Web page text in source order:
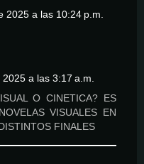
2025 a las 10:24 p.m.
a las 3:17 a.m.
O CINETICA? ES
VISUALES EN
FINALES